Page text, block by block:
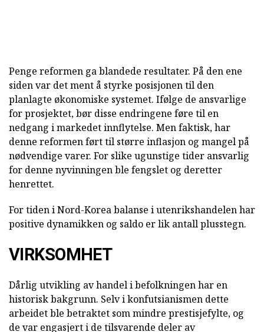
Penge reformen ga blandede resultater. På den ene
siden var det ment å styrke posisjonen til den
planlagte økonomiske systemet. Ifølge de ansvarlige
for prosjektet, bør disse endringene føre til en
nedgang i markedet innflytelse. Men faktisk, har
denne reformen ført til større inflasjon og mangel på
nødvendige varer. For slike ugunstige tider ansvarlig
for denne nyvinningen ble fengslet og deretter
henrettet.
For tiden i Nord-Korea balanse i utenrikshandelen har
positive dynamikken og saldo er lik antall plusstegn.
VIRKSOMHET
Dårlig utvikling av handel i befolkningen har en
historisk bakgrunn. Selv i konfutsianismen dette
arbeidet ble betraktet som mindre prestisjefylte, og
de var engasjert i de tilsvarende deler av